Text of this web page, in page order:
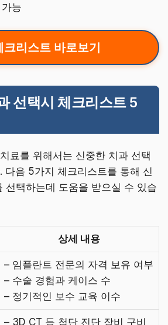
능
크리스트 바로보기
선택시 체크리스트 5
료를 위해서는 신중한 치과 선택
다음 5가지 체크리스트를 통해 신
선택하는데 도움을 받으실 수 있습
상세 내용
– 임플란트 전문의 자격 보유 여부
– 수술 경험과 케이스 수
– 정기적인 보수 교육 이수
– 3D CT 등 첨단 진단 장비 구비